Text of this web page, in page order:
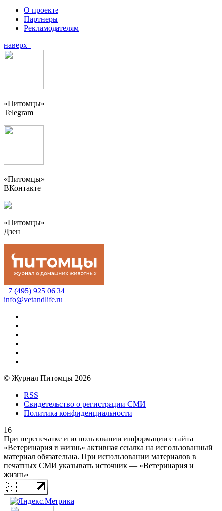
О проекте
Партнеры
Рекламодателям
наверх
«Питомцы»
Telegram
«Питомцы»
ВКонтакте
«Питомцы»
Дзен
+7 (495) 925 06 34
info@vetandlife.ru
© Журнал Питомцы 2026
RSS
Свидетельство о регистрации СМИ
Политика конфиденциальности
16+
При перепечатке и использовании информации с сайта
«Ветеринария и жизнь» активная ссылка на использованный
материал обязательна. При использовании материалов в
печатных СМИ указывать источник — «Ветеринария и
жизнь»